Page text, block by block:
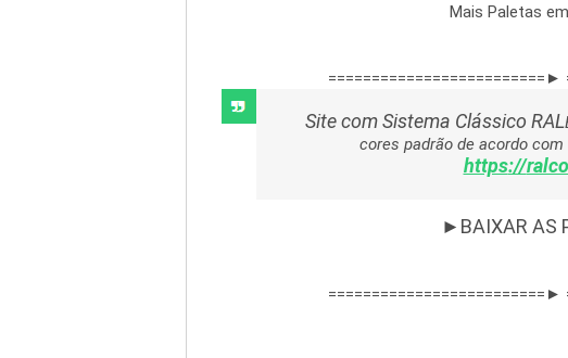
Mais Paletas
=========================►
Site com Sistema Clássico RAL
https://
►BAIXAR AS
=========================►